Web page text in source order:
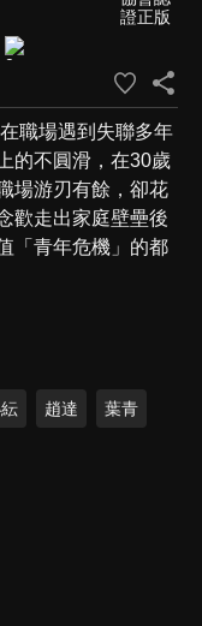
職場遇到失聯多年
的不圓滑，在30歲
場游刃有餘，卻花
歡走出家庭壁壘後
「青年危機」的都
趙達 葉青